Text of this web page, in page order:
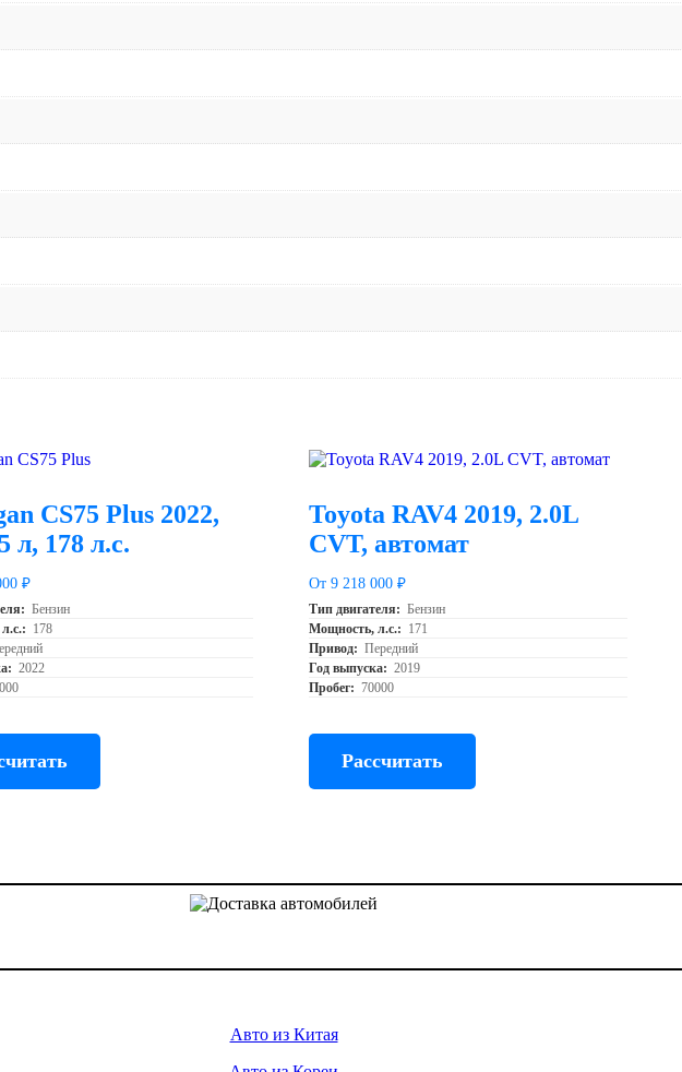
CS75 Plus 2022,
л, 178 л.с.
₽
Бензин
178
2022
Toyota RAV4 2019, 2.0L
CVT, автомат
От 9 218 000 ₽
Тип двигателя: Бензин
Мощность, л.с.: 171
Привод: Передний
Год выпуска: 2019
Пробег: 70000
Рассчитать
Авто из Китая